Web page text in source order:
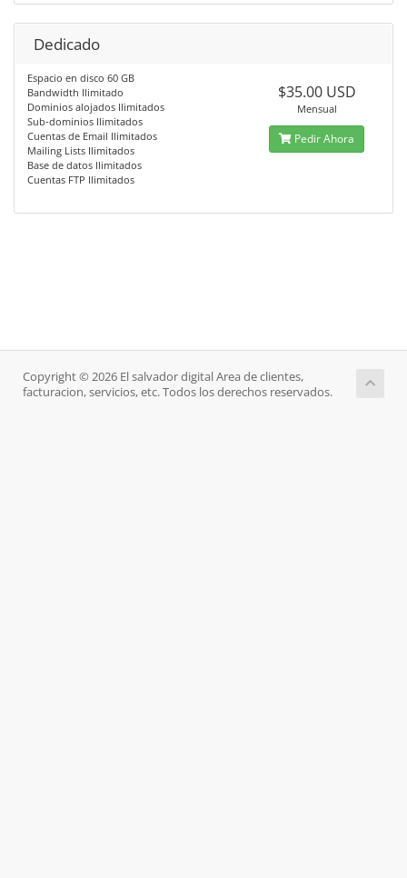
Dedicado
Espacio en disco 60 GB
Bandwidth Ilimitado
Dominios alojados Ilimitados
Sub-dominios Ilimitados
Cuentas de Email Ilimitados
Mailing Lists Ilimitados
Base de datos Ilimitados
Cuentas FTP Ilimitados
$35.00 USD
Mensual
Pedir Ahora
Copyright © 2026 El salvador digital Area de clientes,
facturacion, servicios, etc. Todos los derechos reservados.